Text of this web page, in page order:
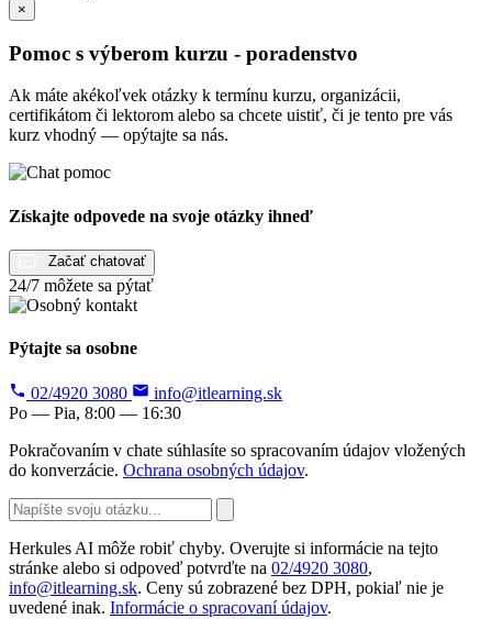
×
Pomoc s výberom kurzu - poradenstvo
Ak máte akékoľvek otázky k termínu kurzu, organizácii,
certifikátom či lektorom alebo sa chcete uistiť, či je tento pre vás
kurz vhodný — opýtajte sa nás.
Získajte odpovede na svoje otázky ihneď
Začať chatovať
24/7 môžete sa pýtať
Pýtajte sa osobne
02/4920 3080
info@itlearning.sk
Po — Pia, 8:00 — 16:30
Pokračovaním v chate súhlasíte so spracovaním údajov vložených
do konverzácie. Ochrana osobných údajov.
Herkules AI môže robiť chyby. Overujte si informácie na tejto
stránke alebo si odpoveď potvrďte na 02/4920 3080,
info@itlearning.sk. Ceny sú zobrazené bez DPH, pokiaľ nie je
uvedené inak. Informácie o spracovaní údajov.